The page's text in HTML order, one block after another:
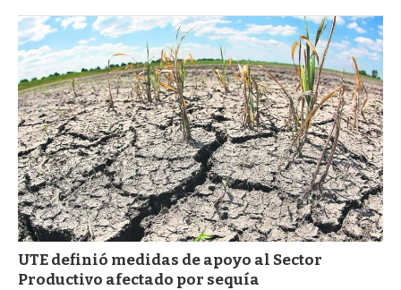
UTE definió medidas de apoyo al Sector
Productivo afectado por sequía